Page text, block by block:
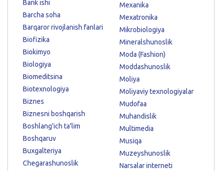
Bank ishi
Barcha soha
Barqaror rivojlanish fanlari
Biofizika
Biokimyo
Biologiya
Biomeditsina
Biotexnologiya
Biznes
Biznesni boshqarish
Boshlang'ich ta'lim
Boshqaruv
Buxgalteriya
Chegarashunoslik
Mexanika
Mexatronika
Mikrobiologiya
Mineralshunoslik
Moda (Fashion)
Moddashunoslik
Moliya
Moliyaviy texnologiyalar
Mudofaa
Muhandislik
Multimedia
Musiqa
Muzeyshunoslik
Narsalar interneti